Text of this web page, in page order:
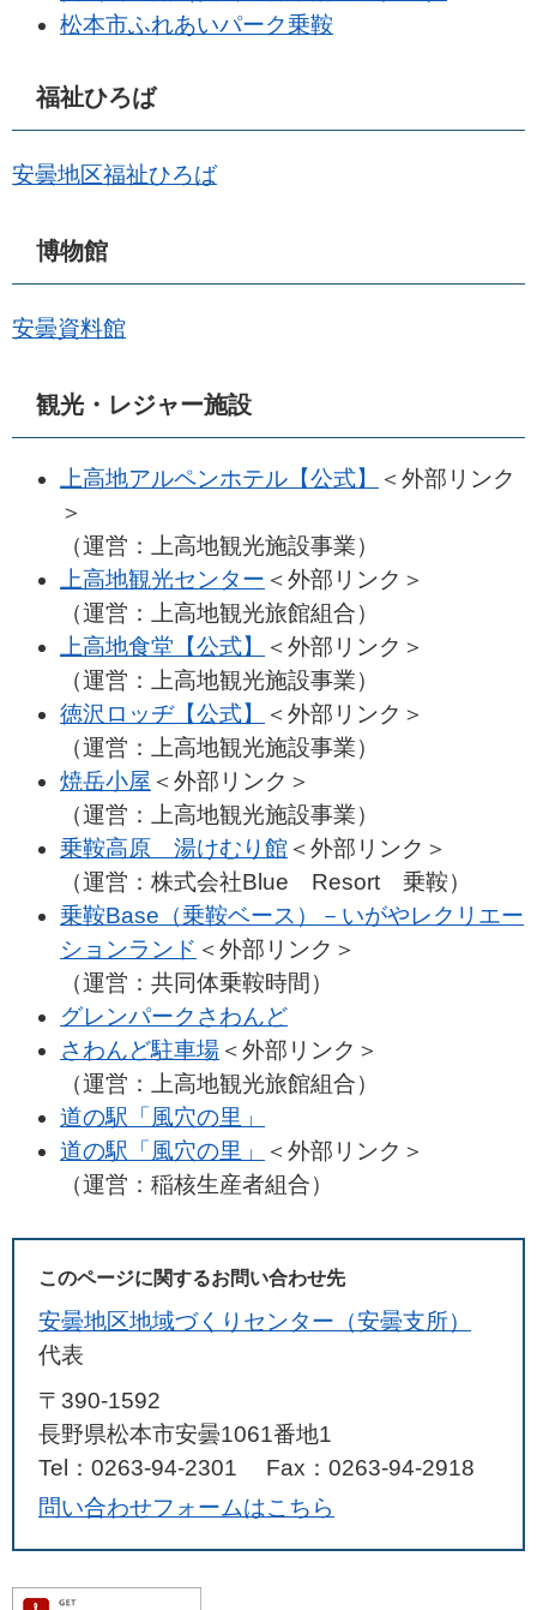
松本市ふれあいパーク乗鞍
福祉ひろば
安曇地区福祉ひろば
博物館
安曇資料館
観光・レジャー施設
上高地アルペンホテル【公式】
＜外部リンク
＞
（運営：上高地観光施設事業）
上高地観光センター ＜外部リンク＞
（運営：上高地観光旅館組合）
上高地食堂【公式】
＜外部リンク＞
（運営：上高地観光施設事業）
徳沢ロッヂ【公式】
＜外部リンク＞
（運営：上高地観光施設事業）
焼岳小屋 ＜外部リンク＞
（運営：上高地観光施設事業）
乗鞍高原 湯けむり館 ＜外部リンク＞
（運営：株式会社Blue Resort 乗鞍）
乗鞍Base（乗鞍ベース）－いがやレクリエー
ションランド ＜外部リンク＞
（運営：共同体乗鞍時間）
グレンパークさわんど
さわんど駐車場 ＜外部リンク＞
（運営：上高地観光旅館組合）
道の駅「風穴の里」
道の駅「風穴の里」
＜外部リンク＞
（運営：稲核生産者組合）
このページに関するお問い合わせ先
安曇地区地域づくりセンター（安曇支所）
代表
〒390-1592
長野県松本市安曇1061番地1
Tel：0263-94-2301
Fax：0263-94-2918
問い合わせフォームはこちら